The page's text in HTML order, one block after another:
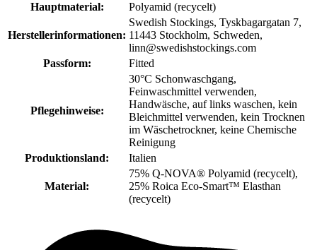
Hauptmaterial:
Polyamid (recycelt)
Herstellerinformationen:
Swedish Stockings, Tyskbagargatan 7,
11443 Stockholm, Schweden,
linn@swedishstockings.com
Passform:
Fitted
Pflegehinweise:
30°C Schonwaschgang,
Feinwaschmittel verwenden,
Handwäsche, auf links waschen, kein
Bleichmittel verwenden, kein Trocknen
im Wäschetrockner, keine Chemische
Reinigung
Produktionsland:
Italien
Material:
75% Q-NOVA® Polyamid (recycelt),
25% Roica Eco-Smart™ Elasthan
(recycelt)